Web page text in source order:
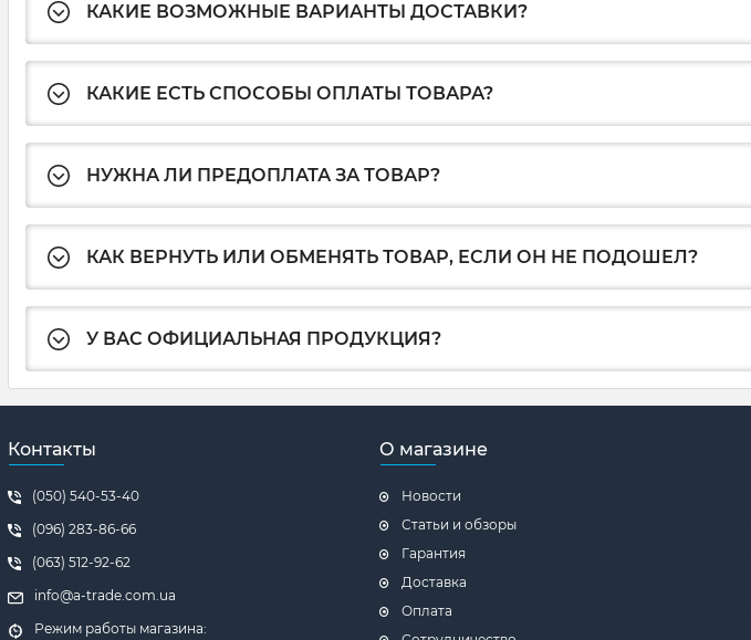
КАКИЕ ВОЗМОЖНЫЕ ВАРИАНТЫ ДОСТАВКИ?
КАКИЕ ЕСТЬ СПОСОБЫ ОПЛАТЫ ТОВАРА?
НУЖНА ЛИ ПРЕДОПЛАТА ЗА ТОВАР?
КАК ВЕРНУТЬ ИЛИ ОБМЕНЯТЬ ТОВАР, ЕСЛИ ОН НЕ ПОДОШЕЛ?
У ВАС ОФИЦИАЛЬНАЯ ПРОДУКЦИЯ?
Контакты
(050) 540-53-40
(096) 283-86-66
(063) 512-92-62
info@a-trade.com.ua
Режим работы магазина:
О магазине
Новости
Статьи и обзоры
Гарантия
Доставка
Оплата